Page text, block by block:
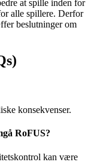
at spille inden for
alle spillere. Derfor
beslutninger om
konsekvenser.
RoFUS?
kan være